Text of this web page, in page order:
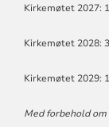
Kirkemøtet 2027:
Kirkemøtet 2028:
Kirkemøtet 2029:
Med forbehold